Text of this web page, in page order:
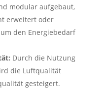
modular aufgebaut,
erweitert oder
den Energiebedarf
Durch die Nutzung
die Luftqualität
gesteigert.